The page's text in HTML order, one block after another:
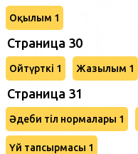
Оқылым 1
Страница 30
Ойтүрткі 1 Жазылым 1
Страница 31
Әдеби тіл нормалары 1
Үй тапсырмасы 1